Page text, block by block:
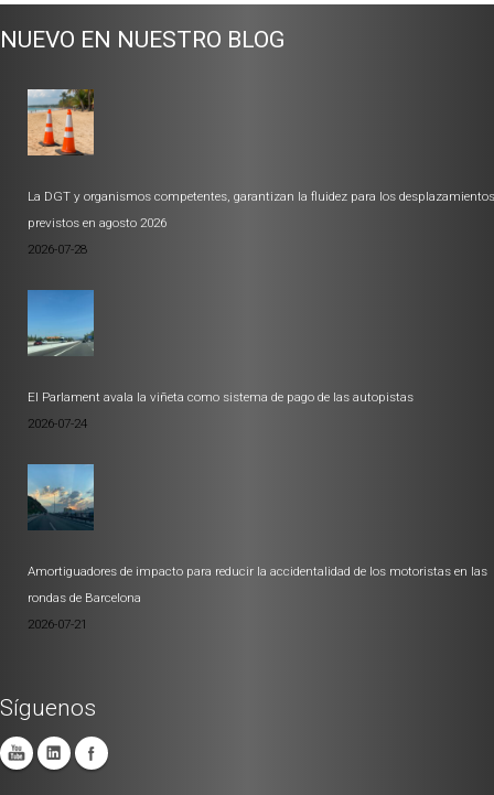
NUEVO EN NUESTRO BLOG
La DGT y organismos competentes, garantizan la fluidez para los desplazamientos
previstos en agosto 2026
2026-07-28
El Parlament avala la viñeta como sistema de pago de las autopistas
2026-07-24
Amortiguadores de impacto para reducir la accidentalidad de los motoristas en las
rondas de Barcelona
2026-07-21
Síguenos